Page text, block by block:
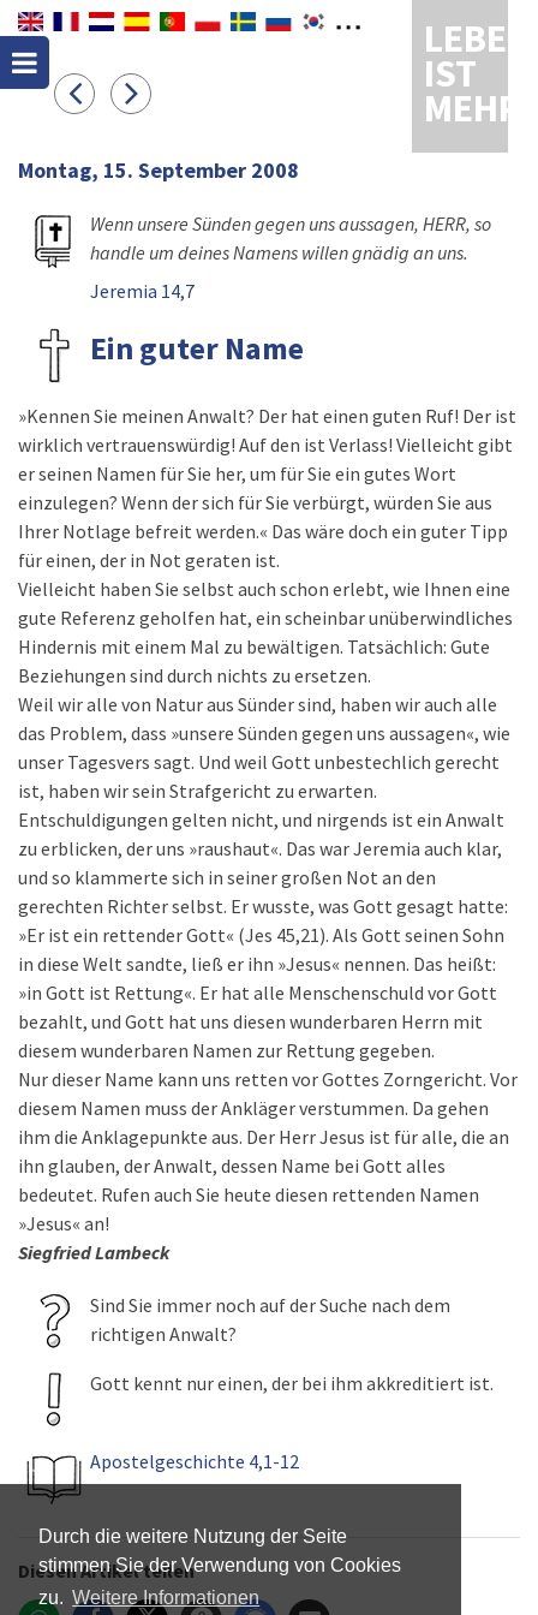
Durch die weitere Nutzung der Seite
stimmen Sie der Verwendung von Cookies
zu. Weitere Informationen
LEBEN
IST
MEHR
Montag, 15. September 2008
Wenn unsere Sünden gegen uns aussagen, HERR, so
handle um deines Namens willen gnädig an uns.
Jeremia 14,7
Ein guter Name
»Kennen Sie meinen Anwalt? Der hat einen guten Ruf! Der ist
wirklich vertrauenswürdig! Auf den ist Verlass! Vielleicht gibt
er seinen Namen für Sie her, um für Sie ein gutes Wort
einzulegen? Wenn der sich für Sie verbürgt, würden Sie aus
Ihrer Notlage befreit werden.« Das wäre doch ein guter Tipp
für einen, der in Not geraten ist.
Vielleicht haben Sie selbst auch schon erlebt, wie Ihnen eine
gute Referenz geholfen hat, ein scheinbar unüberwindliches
Hindernis mit einem Mal zu bewältigen. Tatsächlich: Gute
Beziehungen sind durch nichts zu ersetzen.
Weil wir alle von Natur aus Sünder sind, haben wir auch alle
das Problem, dass »unsere Sünden gegen uns aussagen«, wie
unser Tagesvers sagt. Und weil Gott unbestechlich gerecht
ist, haben wir sein Strafgericht zu erwarten.
Entschuldigungen gelten nicht, und nirgends ist ein Anwalt
zu erblicken, der uns »raushaut«. Das war Jeremia auch klar,
und so klammerte sich in seiner großen Not an den
gerechten Richter selbst. Er wusste, was Gott gesagt hatte:
»Er ist ein rettender Gott« (Jes 45,21). Als Gott seinen Sohn
in diese Welt sandte, ließ er ihn »Jesus« nennen. Das heißt:
»in Gott ist Rettung«. Er hat alle Menschenschuld vor Gott
bezahlt, und Gott hat uns diesen wunderbaren Herrn mit
diesem wunderbaren Namen zur Rettung gegeben.
Nur dieser Name kann uns retten vor Gottes Zorngericht. Vor
diesem Namen muss der Ankläger verstummen. Da gehen
ihm die Anklagepunkte aus. Der Herr Jesus ist für alle, die an
ihn glauben, der Anwalt, dessen Name bei Gott alles
bedeutet. Rufen auch Sie heute diesen rettenden Namen
»Jesus« an!
Siegfried Lambeck
Sind Sie immer noch auf der Suche nach dem
richtigen Anwalt?
Gott kennt nur einen, der bei ihm akkreditiert ist.
Apostelgeschichte 4,1-12
Diesen Artikel teilen